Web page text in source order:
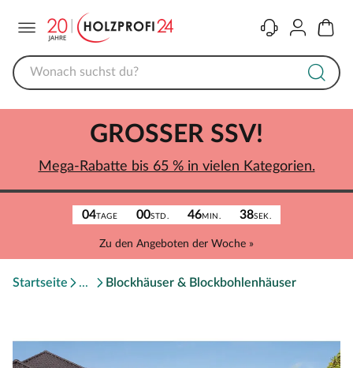
KontaktKonto
04TAGE 00STD. 46MIN. 38SEK.
Zu den Angeboten der Woche »
GROSSER SSV!
Mega-Rabatte bis 65 % in vielen Kategorien.
Startseite Blockhäuser & Blockbohlenhäuser